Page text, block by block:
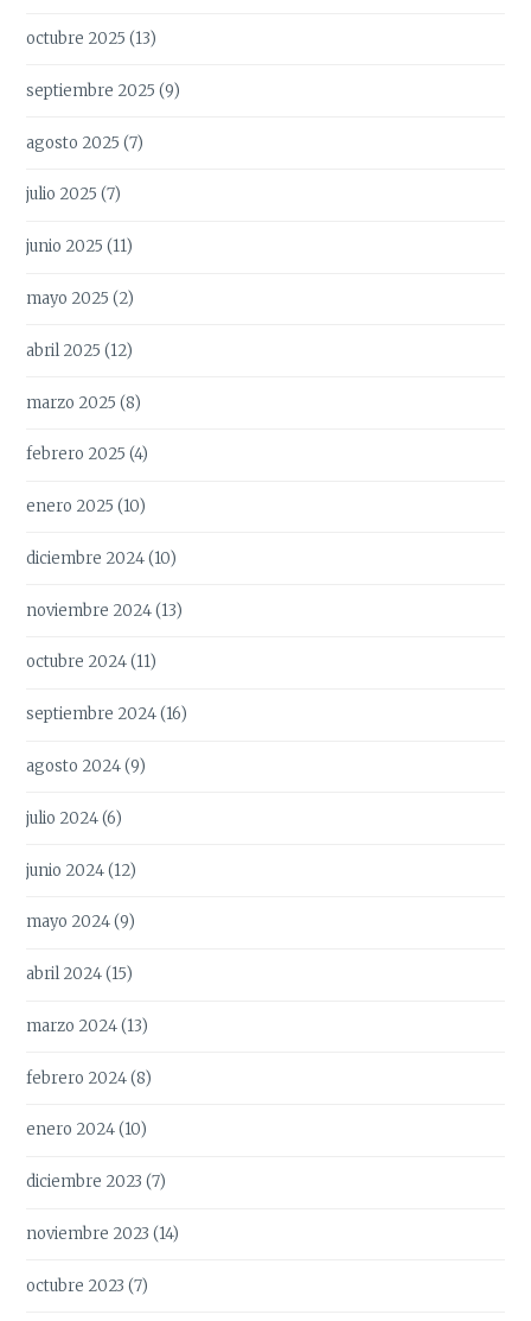
octubre 2025 (13)
septiembre 2025 (9)
agosto 2025 (7)
julio 2025 (7)
junio 2025 (11)
mayo 2025 (2)
abril 2025 (12)
marzo 2025 (8)
febrero 2025 (4)
enero 2025 (10)
diciembre 2024(10)
noviembre 2024(13)
octubre 2024(11)
septiembre 2024(16)
agosto 2024(9)
julio 2024(6)
junio 2024(12)
mayo 2024(9)
abril 2024(15)
marzo 2024(13)
febrero 2024(8)
enero 2024(10)
diciembre 2023 (7)
noviembre 2023 (14)
octubre 2023 (7)